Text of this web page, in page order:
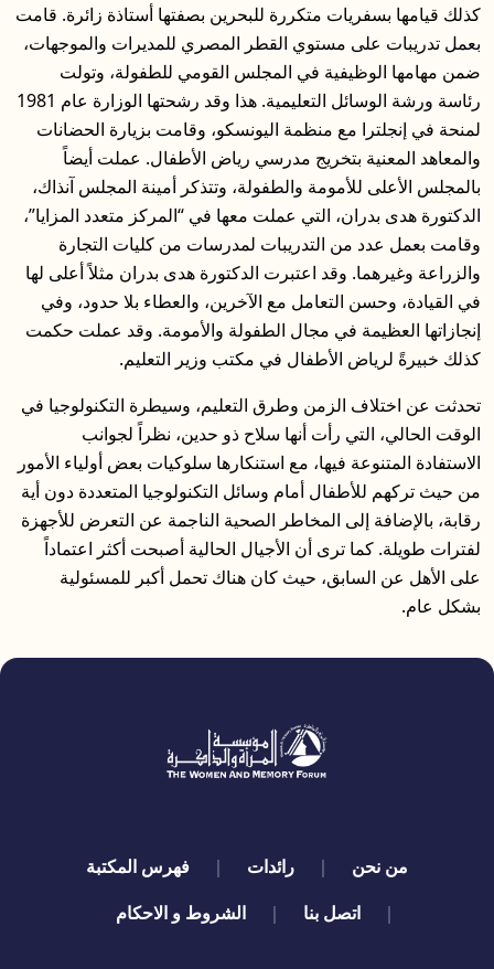
كذلك قيامها بسفريات متكررة للبحرين بصفتها أستاذة زائرة. قامت
بعمل تدريبات على مستوي القطر المصري للمديرات والموجهات،
ضمن مهامها الوظيفية في المجلس القومي للطفولة، وتولت
رئاسة ورشة الوسائل التعليمية. هذا وقد رشحتها الوزارة عام 1981
لمنحة في إنجلترا مع منظمة اليونسكو، وقامت بزيارة الحضانات
والمعاهد المعنية بتخريج مدرسي رياض الأطفال. عملت أيضاً
بالمجلس الأعلى للأمومة والطفولة، وتتذكر أمينة المجلس آنذاك،
الدكتورة هدى بدران، التي عملت معها في “المركز متعدد المزايا”،
وقامت بعمل عدد من التدريبات لمدرسات من كليات التجارة
والزراعة وغيرهما. وقد اعتبرت الدكتورة هدى بدران مثلاً أعلى لها
في القيادة، وحسن التعامل مع الآخرين، والعطاء بلا حدود، وفي
إنجازاتها العظيمة في مجال الطفولة والأمومة. وقد عملت حكمت
كذلك خبيرةً لرياض الأطفال في مكتب وزير التعليم.
تحدثت عن اختلاف الزمن وطرق التعليم، وسيطرة التكنولوجيا في
الوقت الحالي، التي رأت أنها سلاح ذو حدين، نظراً لجوانب
الاستفادة المتنوعة فيها، مع استنكارها سلوكيات بعض أولياء الأمور
من حيث تركهم للأطفال أمام وسائل التكنولوجيا المتعددة دون أية
رقابة، بالإضافة إلى المخاطر الصحية الناجمة عن التعرض للأجهزة
لفترات طويلة. كما ترى أن الأجيال الحالية أصبحت أكثر اعتماداً
على الأهل عن السابق، حيث كان هناك تحمل أكبر للمسئولية
بشكل عام.
quick links
من نحن رائدات
فهرس المكتبة
اتصل بنا
الشروط و الاحكام